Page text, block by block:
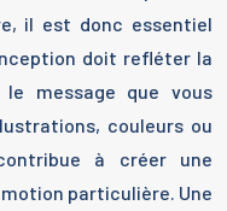
il est donc essentiel
doit refléter la
message que vous
couleurs ou
à créer une
particulière. Une